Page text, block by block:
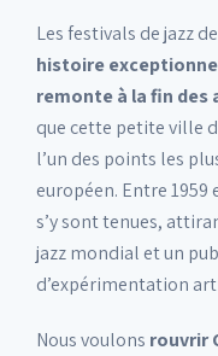
Les festivals de jazz
histoire
remonte à la fin des
que cette petite ville
l’un des points les
européen. Entre
s’y sont tenues,
jazz mondial et un
d’expérimentation
Nous voulons rouvrir